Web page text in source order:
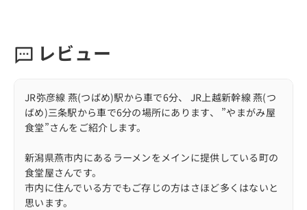
レビュー
JR弥彦線 燕(つばめ)駅から車で6分、 JR上越新幹線 燕(つ
ばめ)三条駅から車で6分の場所にあります、 ”やまがみ屋
食堂”さんをご紹介します。
新潟県燕市内にあるラーメンをメインに提供している町の
食堂屋さんです。
市内に住んでいる方でもご存じの方はさほど多くはないと
思います。